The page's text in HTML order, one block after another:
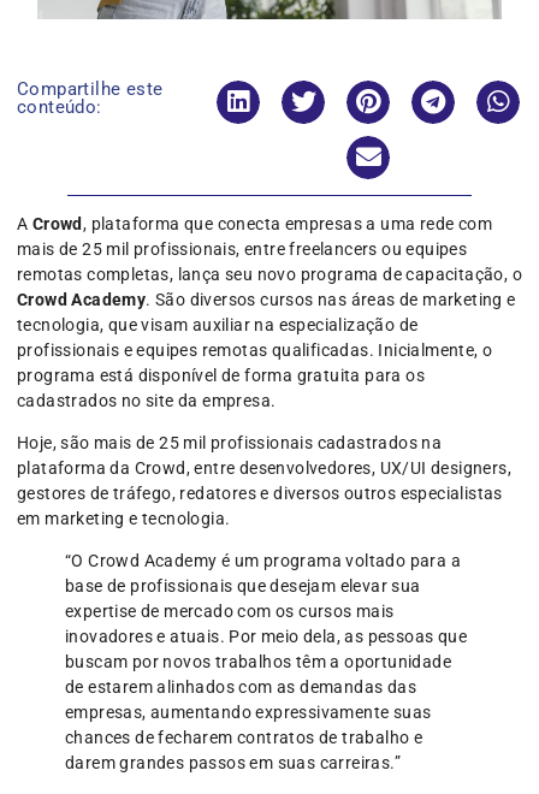
Compartilhe este
conteúdo:
A Crowd, plataforma que conecta empresas a uma rede com
mais de 25 mil profissionais, entre freelancers ou equipes
remotas completas, lança seu novo programa de capacitação, o
Crowd Academy. São diversos cursos nas áreas de marketing e
tecnologia, que visam auxiliar na especialização de
profissionais e equipes remotas qualificadas. Inicialmente, o
programa está disponível de forma gratuita para os
cadastrados no site da empresa.
Hoje, são mais de 25 mil profissionais cadastrados na
plataforma da Crowd, entre desenvolvedores, UX/UI designers,
gestores de tráfego, redatores e diversos outros especialistas
em marketing e tecnologia.
“O Crowd Academy é um programa voltado para a
base de profissionais que desejam elevar sua
expertise de mercado com os cursos mais
inovadores e atuais. Por meio dela, as pessoas que
buscam por novos trabalhos têm a oportunidade
de estarem alinhados com as demandas das
empresas, aumentando expressivamente suas
chances de fecharem contratos de trabalho e
darem grandes passos em suas carreiras.”